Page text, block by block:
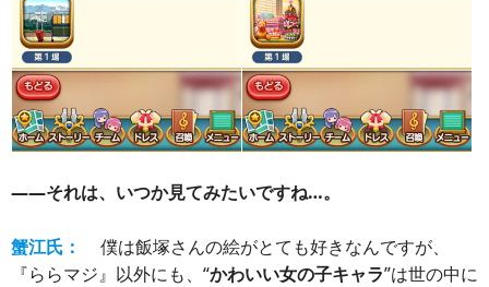
――それは、いつか見てみたいですね…。
蟹江氏：
僕は飯塚さんの絵がとても好きなんですが、
『ららマジ』以外にも、“かわいい女の子キャラ”は世の中に